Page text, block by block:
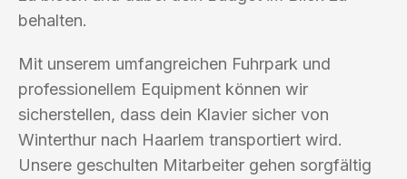
behalten.
Mit unserem umfangreichen Fuhrpark und
professionellem Equipment können wir
sicherstellen, dass dein Klavier sicher von
Winterthur nach Haarlem transportiert wird.
Unsere geschulten Mitarbeiter gehen sorgfältig